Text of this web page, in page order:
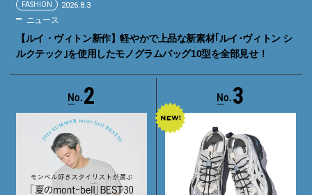
FASHION 2026.8.3
ニュース
【ルイ・ヴィトン新作】軽やかで上品な新素材｢ルイ･ヴィトン シ
ルクテック｣を使用したモノグラムバッグ10型を全部見せ！
2 3